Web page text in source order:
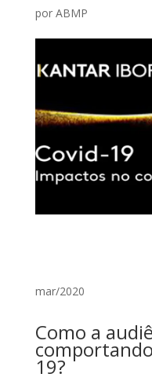
por ABMP
mar/2020
Como a
19?